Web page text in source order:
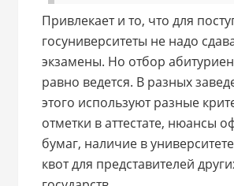
Привлекает и то, что для
госуниверситеты не надо
экзамены. Но отбор
равно ведется. В разных
этого используют разные
отметки в аттестате, нюансы
бумаг, наличие в
квот для представителей